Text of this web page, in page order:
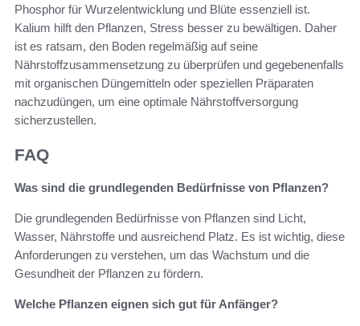
Phosphor für Wurzelentwicklung und Blüte essenziell ist.
Kalium hilft den Pflanzen, Stress besser zu bewältigen. Daher
ist es ratsam, den Boden regelmäßig auf seine
Nährstoffzusammensetzung zu überprüfen und gegebenenfalls
mit organischen Düngemitteln oder speziellen Präparaten
nachzudüngen, um eine optimale Nährstoffversorgung
sicherzustellen.
FAQ
Was sind die grundlegenden Bedürfnisse von Pflanzen?
Die grundlegenden Bedürfnisse von Pflanzen sind Licht,
Wasser, Nährstoffe und ausreichend Platz. Es ist wichtig, diese
Anforderungen zu verstehen, um das Wachstum und die
Gesundheit der Pflanzen zu fördern.
Welche Pflanzen eignen sich gut für Anfänger?